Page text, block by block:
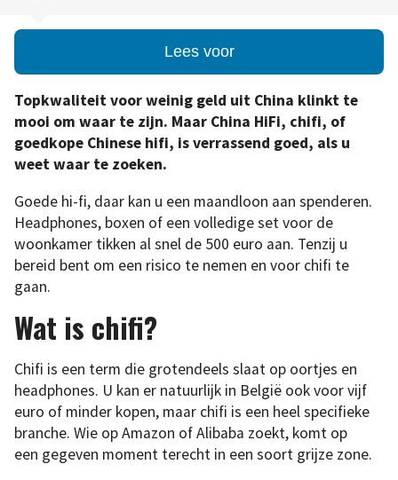
Lees voor
Topkwaliteit voor weinig geld uit China klinkt te
mooi om waar te zijn. Maar China HiFi, chifi, of
goedkope Chinese hifi, is verrassend goed, als u
weet waar te zoeken.
Goede hi-fi, daar kan u een maandloon aan spenderen.
Headphones, boxen of een volledige set voor de
woonkamer tikken al snel de 500 euro aan. Tenzij u
bereid bent om een risico te nemen en voor chifi te
gaan.
Wat is chifi?
Chifi is een term die grotendeels slaat op oortjes en
headphones. U kan er natuurlijk in België ook voor vijf
euro of minder kopen, maar chifi is een heel specifieke
branche. Wie op Amazon of Alibaba zoekt, komt op
een gegeven moment terecht in een soort grijze zone.